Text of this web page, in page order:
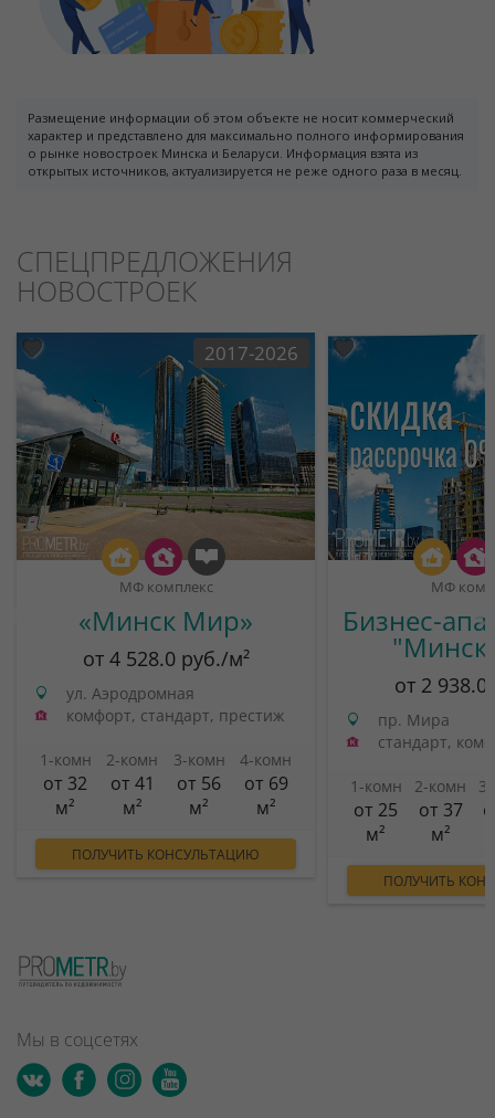
Размещение информации об этом объекте не носит коммерческий
характер и представлено для максимально полного информирования
о рынке новостроек Минска и Беларуси. Информация взята из
открытых источников, актуализируется не реже одного раза в месяц.
СПЕЦПРЕДЛОЖЕНИЯ
НОВОСТРОЕК
2017-2026
МФ комплекс
«Минск Мир»
от 4 528.0 руб./м²
ул. Аэродромная
комфорт, стандарт, престиж
1-комн
от 32
м²
2-комн
от 41
м²
3-комн
от 56
м²
4-комн
от 69
м²
ПОЛУЧИТЬ КОНСУЛЬТАЦИЮ
МФ
Бизнес-
от 2
пр. Мира
стандарт,
1-комн
от 25
м²
2-комн
от 37
м²
ПОЛУЧИТЬ
Мы в соцсетях